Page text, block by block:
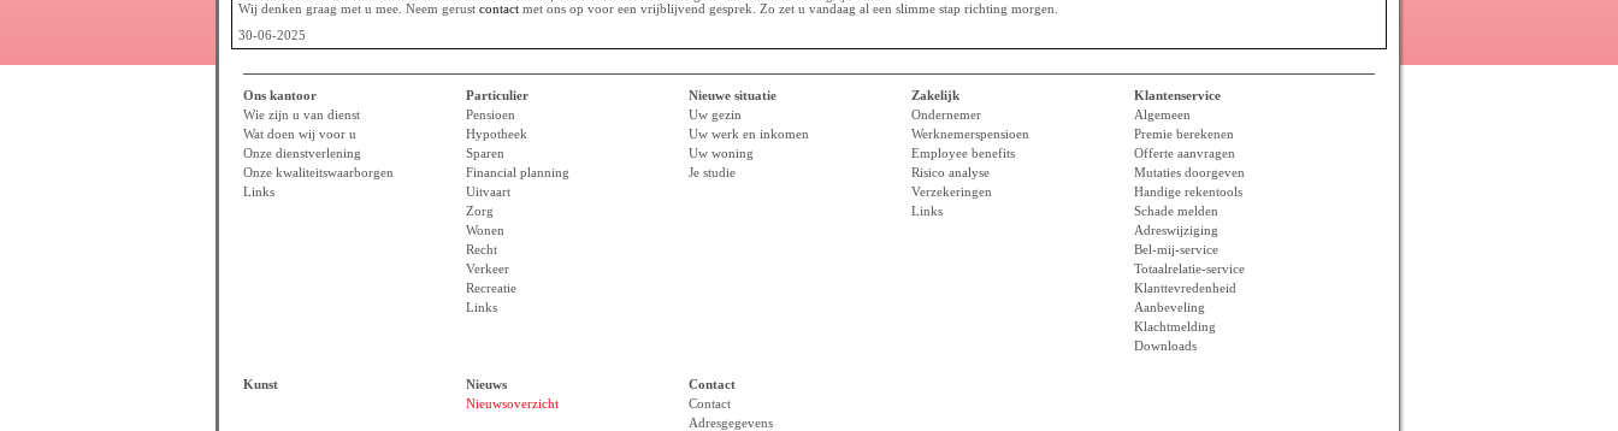
Wij denken graag met u mee. Neem gerust contact met ons op voor een vrijblijvend gesprek. Zo zet u vandaag al een slimme stap richting morgen.
30-06-2025
Ons kantoor
Wie zijn u van dienst
Wat doen wij voor u
Onze dienstverlening
Onze kwaliteitswaarborgen
Links
Particulier
Pensioen
Hypotheek
Sparen
Financial planning
Uitvaart
Zorg
Wonen
Recht
Verkeer
Recreatie
Links
Nieuwe situatie
Uw gezin
Uw werk en inkomen
Uw woning
Je studie
Zakelijk
Ondernemer
Werknemerspensioen
Employee benefits
Risico analyse
Verzekeringen
Links
Klantenservice
Algemeen
Premie berekenen
Offerte aanvragen
Mutaties doorgeven
Handige rekentools
Schade melden
Adreswijziging
Bel-mij-service
Totaalrelatie-service
Klanttevredenheid
Aanbeveling
Klachtmelding
Downloads
Kunst
Nieuws
Nieuwsoverzicht
Contact
Contact
Adresgegevens